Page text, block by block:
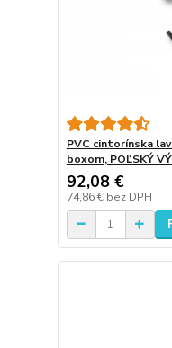
PVC cintorínska
boxom, POĽSKÝ
92,08 €
74,86 € bez DPH